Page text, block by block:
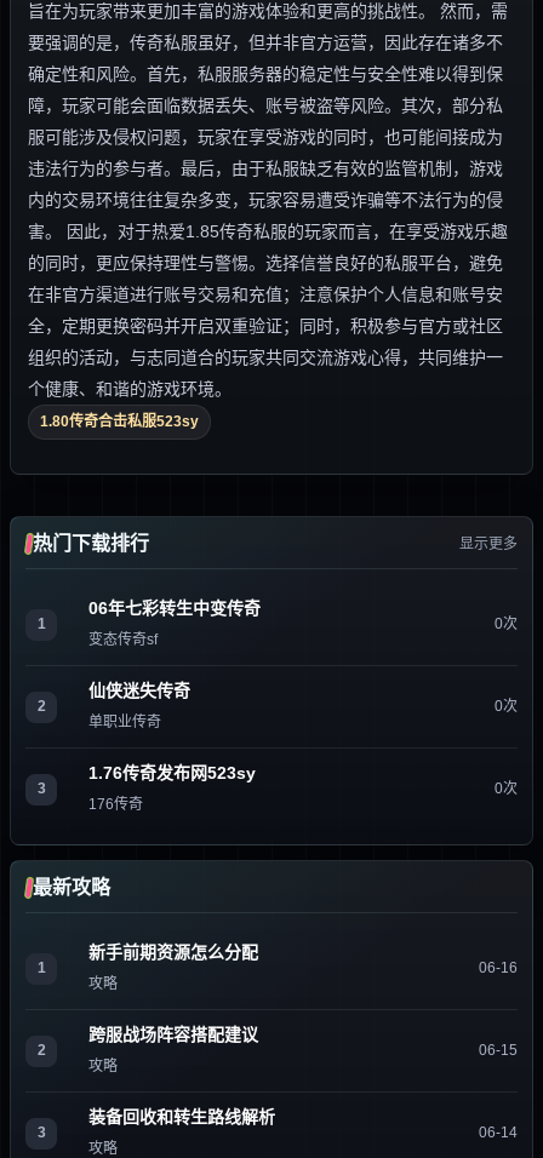
旨在为玩家带来更加丰富的游戏体验和更高的挑战性。 然而，需
要强调的是，传奇私服虽好，但并非官方运营，因此存在诸多不
确定性和风险。首先，私服服务器的稳定性与安全性难以得到保
障，玩家可能会面临数据丢失、账号被盗等风险。其次，部分私
服可能涉及侵权问题，玩家在享受游戏的同时，也可能间接成为
违法行为的参与者。最后，由于私服缺乏有效的监管机制，游戏
内的交易环境往往复杂多变，玩家容易遭受诈骗等不法行为的侵
害。 因此，对于热爱1.85传奇私服的玩家而言，在享受游戏乐趣
的同时，更应保持理性与警惕。选择信誉良好的私服平台，避免
在非官方渠道进行账号交易和充值；注意保护个人信息和账号安
全，定期更换密码并开启双重验证；同时，积极参与官方或社区
组织的活动，与志同道合的玩家共同交流游戏心得，共同维护一
个健康、和谐的游戏环境。
1.80传奇合击私服523sy
热门下载排行 显示更多
1
06年七彩转生中变传奇
变态传奇sf
0次
2
仙侠迷失传奇
单职业传奇
0次
3
1.76传奇发布网523sy
176传奇
0次
最新攻略
1
新手前期资源怎么分配
攻略
06-16
2
跨服战场阵容搭配建议
攻略
06-15
3
装备回收和转生路线解析
攻略
06-14